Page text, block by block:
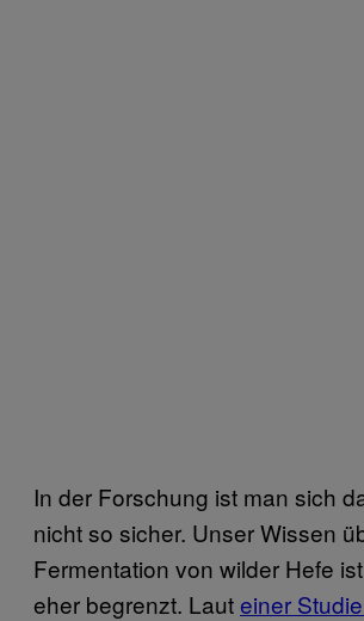
In der Forschung ist man sich
nicht so sicher. Unser Wissen
Fermentation von wilder Hefe
eher begrenzt. Lauteiner